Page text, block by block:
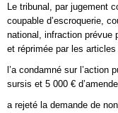
Le tribunal, par jugement
coupable d’escroquerie,
national, infraction prévue
et réprimée par les
l’a condamné sur l’action
sursis et 5 000 €
a rejeté la demande de